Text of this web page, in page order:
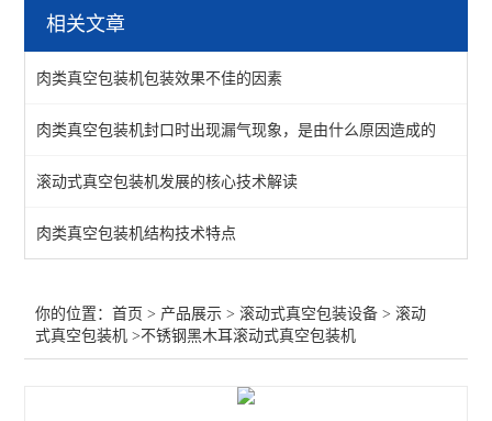
滚动式真空包装设备
相关文章
肉类真空包装机包装效果不佳的因素
肉类真空包装机封口时出现漏气现象，是由什么原因造成的
滚动式真空包装机发展的核心技术解读
肉类真空包装机结构技术特点
你的位置：首页 > 产品展示 >滚动式真空包装设备 >滚动
式真空包装机 >不锈钢黑木耳滚动式真空包装机